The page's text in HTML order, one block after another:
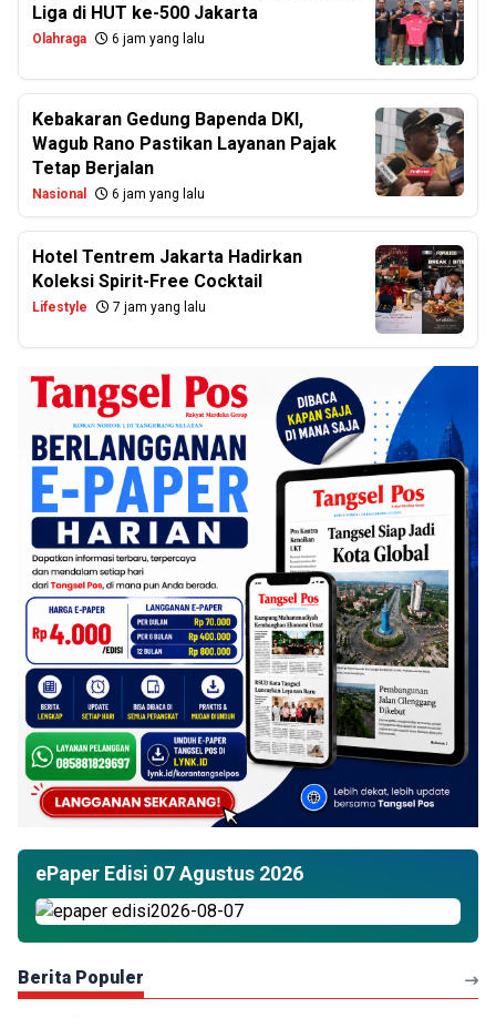
Liga di HUT ke-500 Jakarta
Olahraga 6 jam yang lalu
Kebakaran Gedung Bapenda DKI,
Wagub Rano Pastikan Layanan Pajak
Tetap Berjalan
Nasional 6 jam yang lalu
Hotel Tentrem Jakarta Hadirkan
Koleksi Spirit-Free Cocktail
Lifestyle 7 jam yang lalu
ePaper Edisi 07 Agustus 2026
Berita Populer